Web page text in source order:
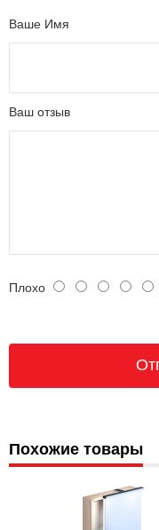
Ваше Имя
Ваш отзыв
Плохо
Похожие товары